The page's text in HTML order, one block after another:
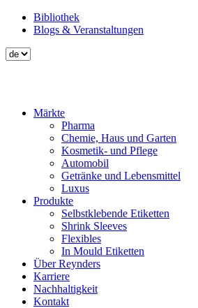
Direkt
zum
Secondary
menu
Bibliothek
Blogs & Veranstaltungen
navigation
Märkte
Pharma
Chemie, Haus und Garten
Kosmetik- und Pflege
Automobil
Getränke und Lebensmittel
Luxus
Produkte
Selbstklebende Etiketten
Shrink Sleeves
Flexibles
In Mould Etiketten
Über Reynders
Karriere
Nachhaltigkeit
Kontakt